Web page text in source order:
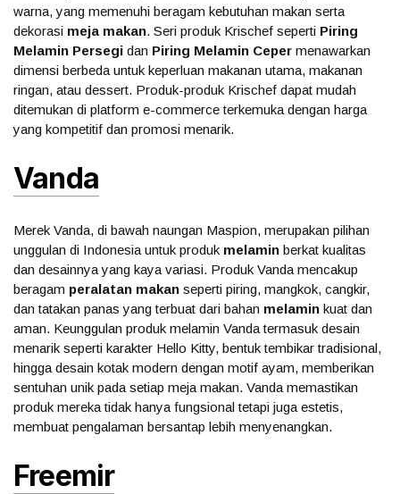
warna, yang memenuhi beragam kebutuhan makan serta
dekorasi meja makan. Seri produk Krischef seperti Piring
Melamin Persegi dan Piring Melamin Ceper menawarkan
dimensi berbeda untuk keperluan makanan utama, makanan
ringan, atau dessert. Produk-produk Krischef dapat mudah
ditemukan di platform e-commerce terkemuka dengan harga
yang kompetitif dan promosi menarik.
Vanda
Merek Vanda, di bawah naungan Maspion, merupakan pilihan
unggulan di Indonesia untuk produk melamin berkat kualitas
dan desainnya yang kaya variasi. Produk Vanda mencakup
beragam peralatan makan seperti piring, mangkok, cangkir,
dan tatakan panas yang terbuat dari bahan melamin kuat dan
aman. Keunggulan produk melamin Vanda termasuk desain
menarik seperti karakter Hello Kitty, bentuk tembikar tradisional,
hingga desain kotak modern dengan motif ayam, memberikan
sentuhan unik pada setiap meja makan. Vanda memastikan
produk mereka tidak hanya fungsional tetapi juga estetis,
membuat pengalaman bersantap lebih menyenangkan.
Freemir